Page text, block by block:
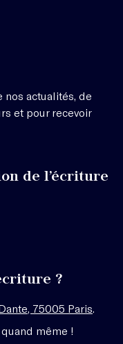
nos actualités, de
et pour recevoir
de l’écriture
?
75005 Paris
même !